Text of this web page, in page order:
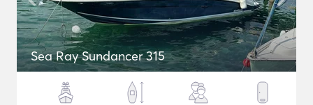
Sea Ray Sundancer 315